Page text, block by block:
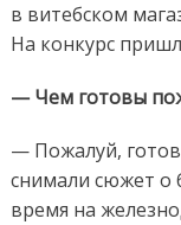
в витебском
На конкурс
— Чем готовы
— Пожалуй,
снимали сюжет о
время на